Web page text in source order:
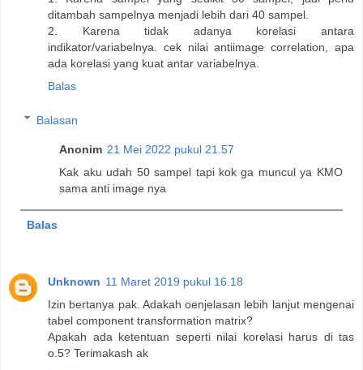
ditambah sampelnya menjadi lebih dari 40 sampel.
2. Karena tidak adanya korelasi antara
indikator/variabelnya. cek nilai antiimage correlation, apa
ada korelasi yang kuat antar variabelnya.
Balas
Balasan
Anonim 21 Mei 2022 pukul 21.57
Kak aku udah 50 sampel tapi kok ga muncul ya KMO
sama anti image nya
Balas
Unknown 11 Maret 2019 pukul 16.18
Izin bertanya pak. Adakah oenjelasan lebih lanjut mengenai
tabel component transformation matrix?
Apakah ada ketentuan seperti nilai korelasi harus di tas
o.5? Terimakash ak